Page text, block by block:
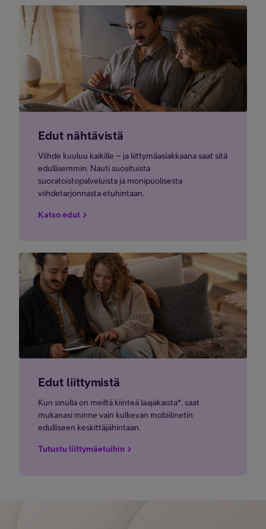
Edut nähtävistä
Viihde kuuluu kaikille – ja liittymäasiakkaana saat sitä
edullisemmin. Nauti suosituista
suoratoistopalveluista ja monipuolisesta
viihdetarjonnasta etuhintaan.
Katso edut
Edut liittymistä
Kun sinulla on meiltä kiinteä laajakaista*, saat
mukanasi minne vain kulkevan mobiilinetin
edulliseen keskittäjähintaan.
Tutustu liittymäetuihin